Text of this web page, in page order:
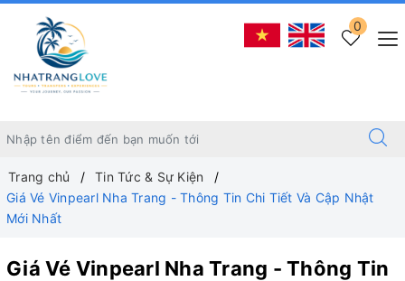
0
Trang chủ
Tin Tức & Sự Kiện
Giá Vé Vinpearl Nha Trang - Thông Tin Chi Tiết Và Cập Nhật
Mới Nhất
Giá Vé Vinpearl Nha Trang - Thông Tin